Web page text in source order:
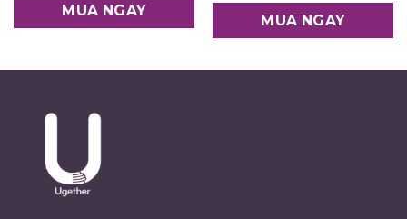
MUA NGAY
MUA NGAY